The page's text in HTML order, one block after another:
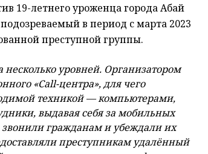
19-летнего уроженца города Абай
в период с марта 2023
преступной группы.
уровней. Организатором
«Call-центра», для чего
техникой — компьютерами,
выдавая себя за мобильных
звонили гражданам и убеждали их
преступникам удалённый